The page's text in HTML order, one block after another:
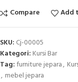
Compare
Add
SKU: Cj-00005
Kategori: Kursi Bar
Tag:furniture jepara,
, mebel jepara